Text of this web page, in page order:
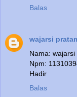
Balas
wajarsi
Nama:
Npm:
Hadir
Balas